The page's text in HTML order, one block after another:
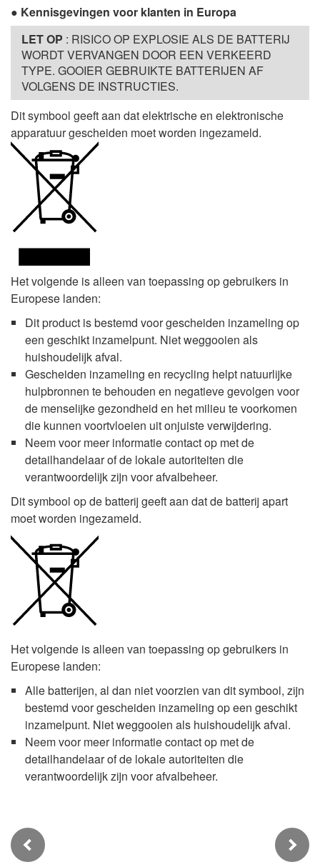
Kennisgevingen voor klanten in Europa
LET OP : RISICO OP EXPLOSIE ALS DE BATTERIJ
WORDT VERVANGEN DOOR EEN VERKEERD
TYPE. GOOIER GEBRUIKTE BATTERIJEN AF
VOLGENS DE INSTRUCTIES.
Dit symbool geeft aan dat elektrische en elektronische
apparatuur gescheiden moet worden ingezameld.
Het volgende is alleen van toepassing op gebruikers in
Europese landen:
Dit product is bestemd voor gescheiden inzameling op
een geschikt inzamelpunt. Niet weggooien als
huishoudelijk afval.
Gescheiden inzameling en recycling helpt natuurlijke
hulpbronnen te behouden en negatieve gevolgen voor
de menselijke gezondheid en het milieu te voorkomen
die kunnen voortvloeien uit onjuiste verwijdering.
Neem voor meer informatie contact op met de
detailhandelaar of de lokale autoriteiten die
verantwoordelijk zijn voor afvalbeheer.
Dit symbool op de batterij geeft aan dat de batterij apart
moet worden ingezameld.
Het volgende is alleen van toepassing op gebruikers in
Europese landen:
Alle batterijen, al dan niet voorzien van dit symbool, zijn
bestemd voor gescheiden inzameling op een geschikt
inzamelpunt. Niet weggooien als huishoudelijk afval.
Neem voor meer informatie contact op met de
detailhandelaar of de lokale autoriteiten die
verantwoordelijk zijn voor afvalbeheer.